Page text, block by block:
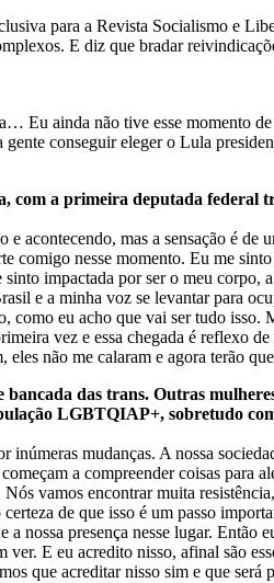
para a Revista Socialismo e
E diz que bradar
Eu ainda não tive esse momento
conseguir eleger o Lula
com a primeira deputada
acontecendo, mas a sensação é
comigo nesse momento. Eu me
impactada por ser o meu corpo,
e a minha voz se levantar para
eu acho que vai ser tudo
vez e essa chegada é reflexo
eles não me calaram e agora terão
das trans. Outras
LGBTQIAP+, sobretudo
mudanças. A nossa
a compreender coisas para
vamos encontrar muita
de que isso é um passo
nossa presença nesse lugar.
E eu acredito nisso, afinal são
que acreditar nisso sim e que será